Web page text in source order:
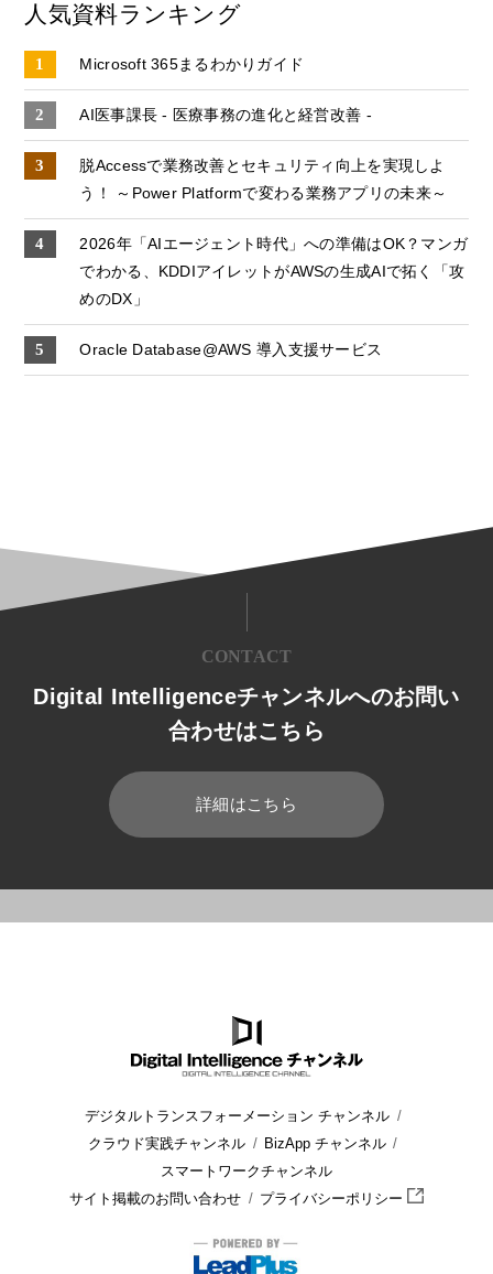
人気資料ランキング
Microsoft 365まるわかりガイド
AI医事課長 - 医療事務の進化と経営改善 -
脱Accessで業務改善とセキュリティ向上を実現しよ
う！ ～Power Platformで変わる業務アプリの未来～
2026年「AIエージェント時代」への準備はOK？マンガ
でわかる、KDDIアイレットがAWSの生成AIで拓く「攻
めのDX」
Oracle Database@AWS 導入支援サービス
CONTACT
Digital Intelligenceチャンネルへのお問い
合わせはこちら
詳細はこちら
デジタルトランスフォーメーション チャンネル
クラウド実践チャンネル
BizApp チャンネル
スマートワークチャンネル
サイト掲載のお問い合わせ
プライバシーポリシー